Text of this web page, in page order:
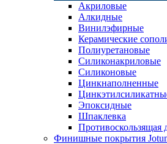
Акриловые
Алкидные
Винилэфирные
Керамические
Полиуретановые
Силиконакриловые
Силиконовые
Цинкнаполненные
Эпоксидные
Шпаклевка
Противоскользящая
Финишные покрытия